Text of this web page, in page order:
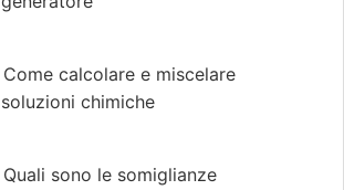
Come calcolare e miscelare
soluzioni chimiche
Quali sono le somiglianze